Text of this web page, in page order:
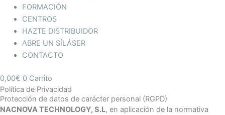
FORMACIÓN
CENTROS
HAZTE DISTRIBUIDOR
ABRE UN SÍLÁSER
CONTACTO
0,00€ 0 Carrito
Política de Privacidad
Protección de datos de carácter personal (RGPD)
NACNOVA TECHNOLOGY, S.L, en aplicación de la normativa